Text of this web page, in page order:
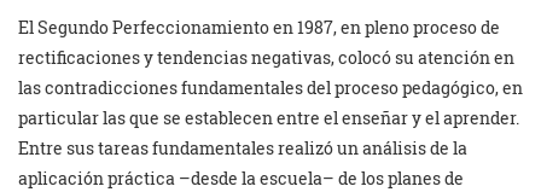
El Segundo Perfeccionamiento en 1987, en pleno proceso de
rectificaciones y tendencias negativas, colocó su atención en
las contradicciones fundamentales del proceso pedagógico, en
particular las que se establecen entre el enseñar y el aprender.
Entre sus tareas fundamentales realizó un análisis de la
aplicación práctica –desde la escuela– de los planes de